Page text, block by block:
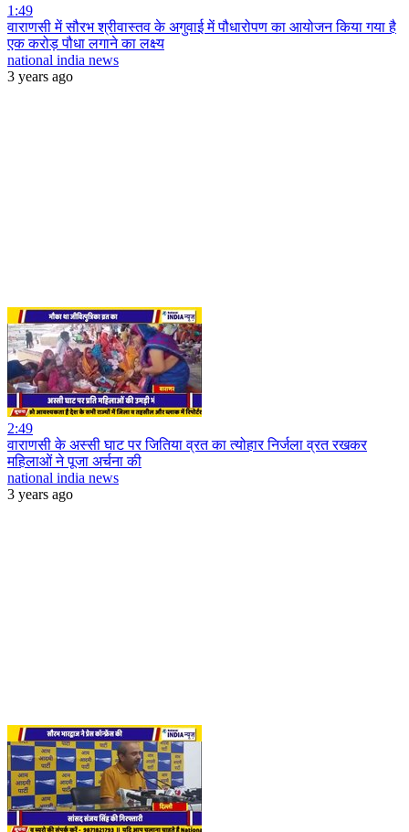
1:49
वाराणसी में सौरभ श्रीवास्तव के अगुवाई में पौधारोपण का आयोजन किया गया है
एक करोड़ पौधा लगाने का लक्ष्य
national india news
3 years ago
2:49
वाराणसी के अस्सी घाट पर जितिया व्रत का त्योहार निर्जला व्रत रखकर
महिलाओं ने पूजा अर्चना की
national india news
3 years ago